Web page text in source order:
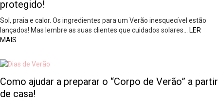
protegido!
Sol, praia e calor. Os ingredientes para um Verão inesquecível estão
lançados! Mas lembre as suas clientes que cuidados solares…
LER
MAIS
Como ajudar a preparar o “Corpo de Verão” a partir
de casa!